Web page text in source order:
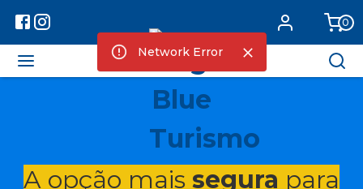
0
A opção mais segura para
Network Error